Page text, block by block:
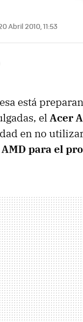
Abril 2010, 11:53
está
elAcer
en no
AMD para el